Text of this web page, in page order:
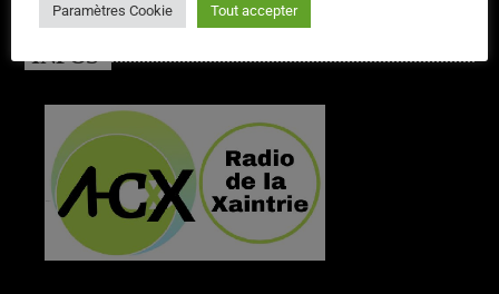
INFOS
Paramètres Cookie Tout accepter